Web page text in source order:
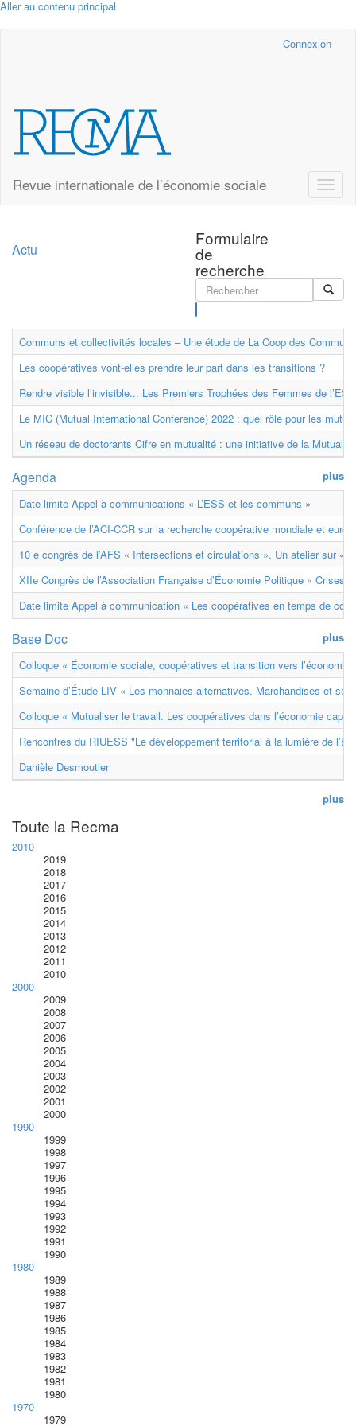
Aller au contenu principal
Connexion
Revue internationale de l’économie sociale
Toggle
Formulaire
de
recherche
Actu
Communs et collectivités locales – Une étude de La Coop des
Les coopératives vont-elles prendre leur part dans les transitions ?
Rendre visible l’invisible... Les Premiers Trophées des Femmes de
Le MIC (Mutual International Conference) 2022 : quel rôle pour les
Un réseau de doctorants Cifre en mutualité : une initiative de la
plus
Agenda
Date limite Appel à communications « L’ESS et les communs »
Conférence de l’ACI-CCR sur la recherche coopérative mondiale et
10 e congrès de l’AFS « Intersections et circulations ». Un atelier sur «
XIIe Congrès de l’Association Française d’Économie Politique « Crises
Date limite Appel à communication « Les coopératives en temps de
plus
Base Doc
Colloque « Économie sociale, coopératives et transition vers
Semaine d’Étude LIV « Les monnaies alternatives. Marchandises et
Colloque « Mutualiser le travail. Les coopératives dans l’économie
Rencontres du RIUESS "Le développement territorial à la lumière de
Danièle Desmoutier
plus
Toute la Recma
2010
2019
2018
2017
2016
2015
2014
2013
2012
2011
2010
2000
2009
2008
2007
2006
2005
2004
2003
2002
2001
2000
1990
1999
1998
1997
1996
1995
1994
1993
1992
1991
1990
1980
1989
1988
1987
1986
1985
1984
1983
1982
1981
1980
1970
1979